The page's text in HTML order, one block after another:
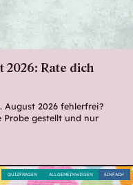
2026: Rate dich
August 2026 fehlerfrei?
Probe gestellt und nur
EINFACH
ALLGEMEINWISSEN
QUIZFRAGEN